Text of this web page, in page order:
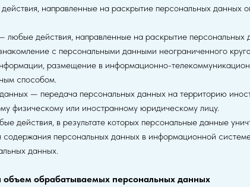
направленные на раскрытие персональных данных
действия, направленные на раскрытие персональных
с персональными данными неограниченного
размещение в информационно-
способом.
— передача персональных данных на территорию
физическому или иностранному юридическому лицу.
действия, в результате которых персональные данные
персональных данных в информационной
данных.
объем обрабатываемых персональных данных